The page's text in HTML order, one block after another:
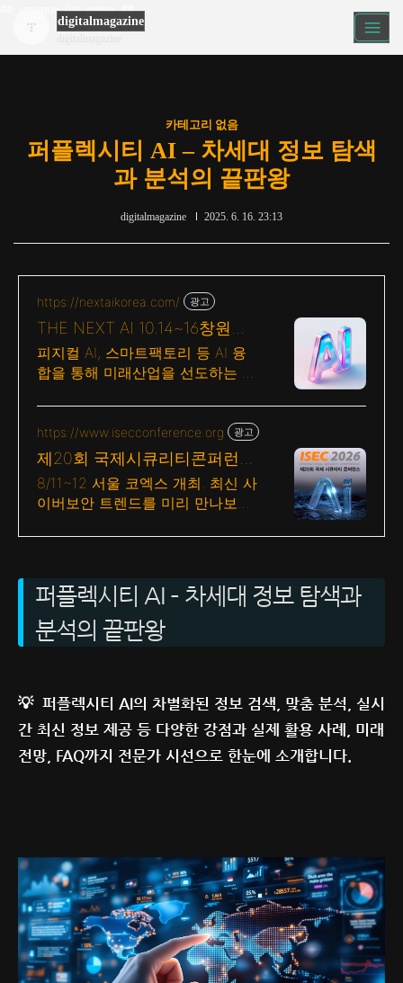
##_revenue_list_upper_##
digitalmagazine
카테고리 없음
퍼플렉시티 AI – 차세대 정보 탐색
과 분석의 끝판왕
digitalmagazine 2025. 6. 16. 23:13
https://nextaikorea.com/ 광고
THE NEXT AI 10.14~16창원컨
벤션센터
피지컬 AI, 스마트팩토리 등 AI 융
합을 통해 미래산업을 선도하는 AI
https://www.isecconference.org 광고
제20회 국제시큐리티콘퍼런스
ISEC 2026
8/11~12 서울 코엑스 개최. 최신 사
이버보안 트렌드를 미리 만나보세
퍼플렉시티 AI – 차세대 정보 탐색과
분석의 끝판왕
💡 퍼플렉시티 AI의 차별화된 정보 검색, 맞춤 분석, 실시
간 최신 정보 제공 등 다양한 강점과 실제 활용 사례, 미래
전망, FAQ까지 전문가 시선으로 한눈에 소개합니다.